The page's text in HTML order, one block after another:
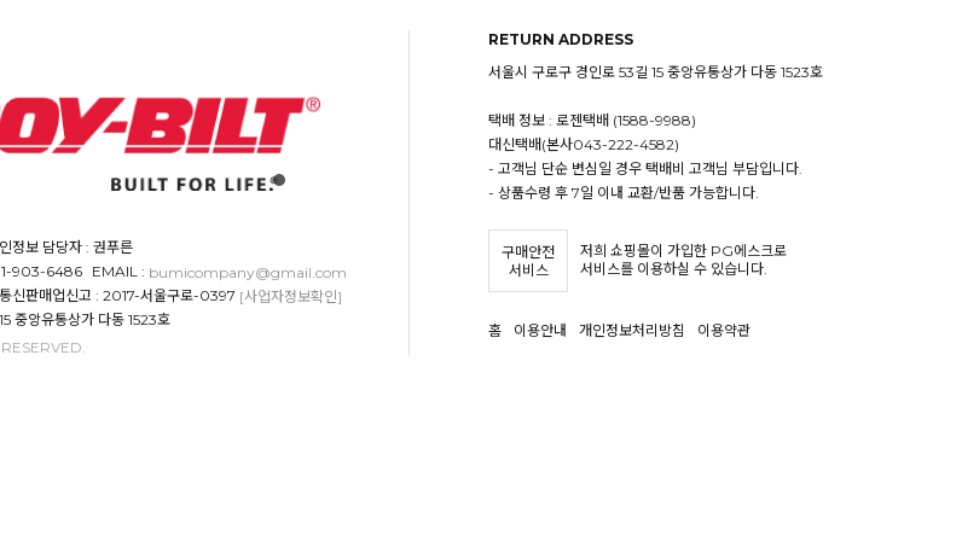
정보 담당자 : 권푸른
903-6486 EMAIL : bumicompany@gmail.com
통신판매업신고 : 2017-서울구로-0397 [사업자정보확인]
중앙유통상가 다동 1523호
RETURN ADDRESS
서울시 구로구 경인로 53길 15 중앙유통상가 다동 1523호
택배 정보 : 로젠택배 (1588-9988)
대신택배(본사043-222-4582)
- 고객님 단순 변심일 경우 택배비 고객님 부담입니다.
- 상품수령 후 7일 이내 교환/반품 가능합니다.
구매안전
서비스
저희 쇼핑몰이 가입한 PG에스크로
서비스를 이용하실 수 있습니다.
홈 이용안내 개인정보처리방침 이용약관